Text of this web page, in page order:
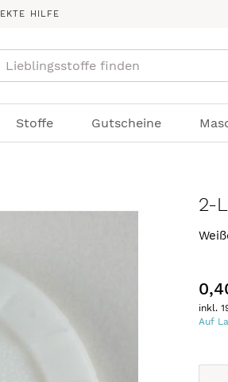
HILFE
Stoffe Gutscheine
2-
inkl.
Auf